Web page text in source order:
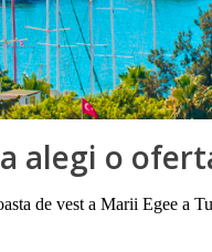
alegi o
de vest a Marii Egee a